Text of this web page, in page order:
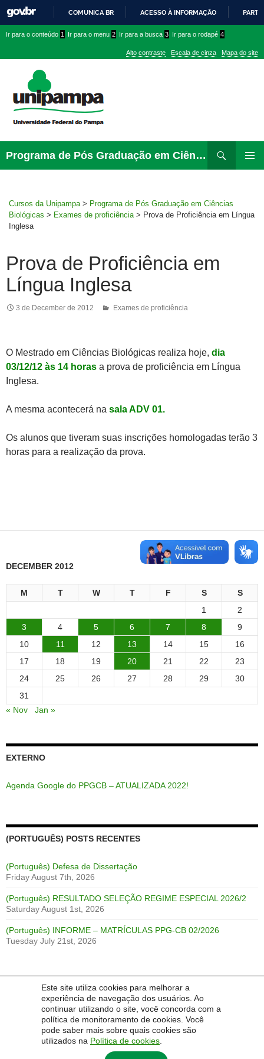
Este site utiliza cookies para melhorar a
experiência de navegação dos usuários. Ao
continuar utilizando o site, você concorda com a
política de monitoramento de cookies. Você
pode saber mais sobre quais cookies são
utilizados na Política de cookies
PARA
CONTEÚDO
COMUNICA BR ACESSO À INFORMAÇÃO
conteúdo
menu
superior
menu
Ir para o conteúdo 1 Ir para o menu 2 Ir para a busca 3 Ir para o rodapé 4
Alto contraste Escala de cinza Mapa do site
Programa de Pós Graduação em Ciências Biológicas
para
Cursos da Unipampa > Programa de Pós Graduação em Ciências
Biológicas > Exames de proficiência > Prova de Proficiência em Língua
Inglesa
Prova de Proficiência em
Língua Inglesa
3 de December de 2012 Exames de proficiência
O Mestrado em Ciências Biológicas realiza hoje, dia
03/12/12 às 14 horas a prova de proficiência em Língua
Inglesa.
A mesma acontecerá na sala ADV 01.
Os alunos que tiveram suas inscrições homologadas terão 3
horas para a realização da prova.
DECEMBER 2012
M T W T F S
S
1
2
3
4 5 6 7 8
9
10
11 12 13 14 15
16
17
18 19 20 21 22
23
24
25 26 27 28 29
30
31
« Nov
Jan »
EXTERNO
Agenda Google do PPGCB – ATUALIZADA 2022!
(PORTUGUÊS) POSTS RECENTES
(Português) Defesa de Dissertação
Friday August 7th, 2026
(Português) RESULTADO SELEÇÃO REGIME ESPECIAL 2026/2
Saturday August 1st, 2026
(Português) INFORME – MATRÍCULAS PPG-CB 02/2026
Tuesday July 21st, 2026
LANGUAGE:
Português English Español